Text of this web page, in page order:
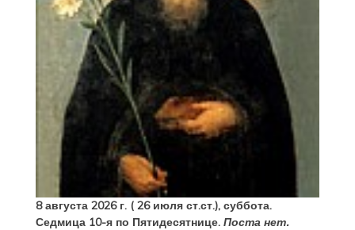
8 августа 2026 г. ( 26 июля ст.ст.), суббота.
Седмица 10-я по Пятидесятнице. Поста нет.